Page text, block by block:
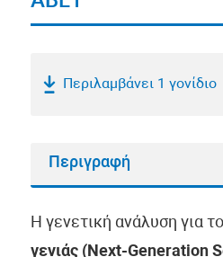
Περιλαμβάνει 1 γονίδιο
Περιγραφή
Η γενετική ανάλυση για
γενιάς (Next-Generation